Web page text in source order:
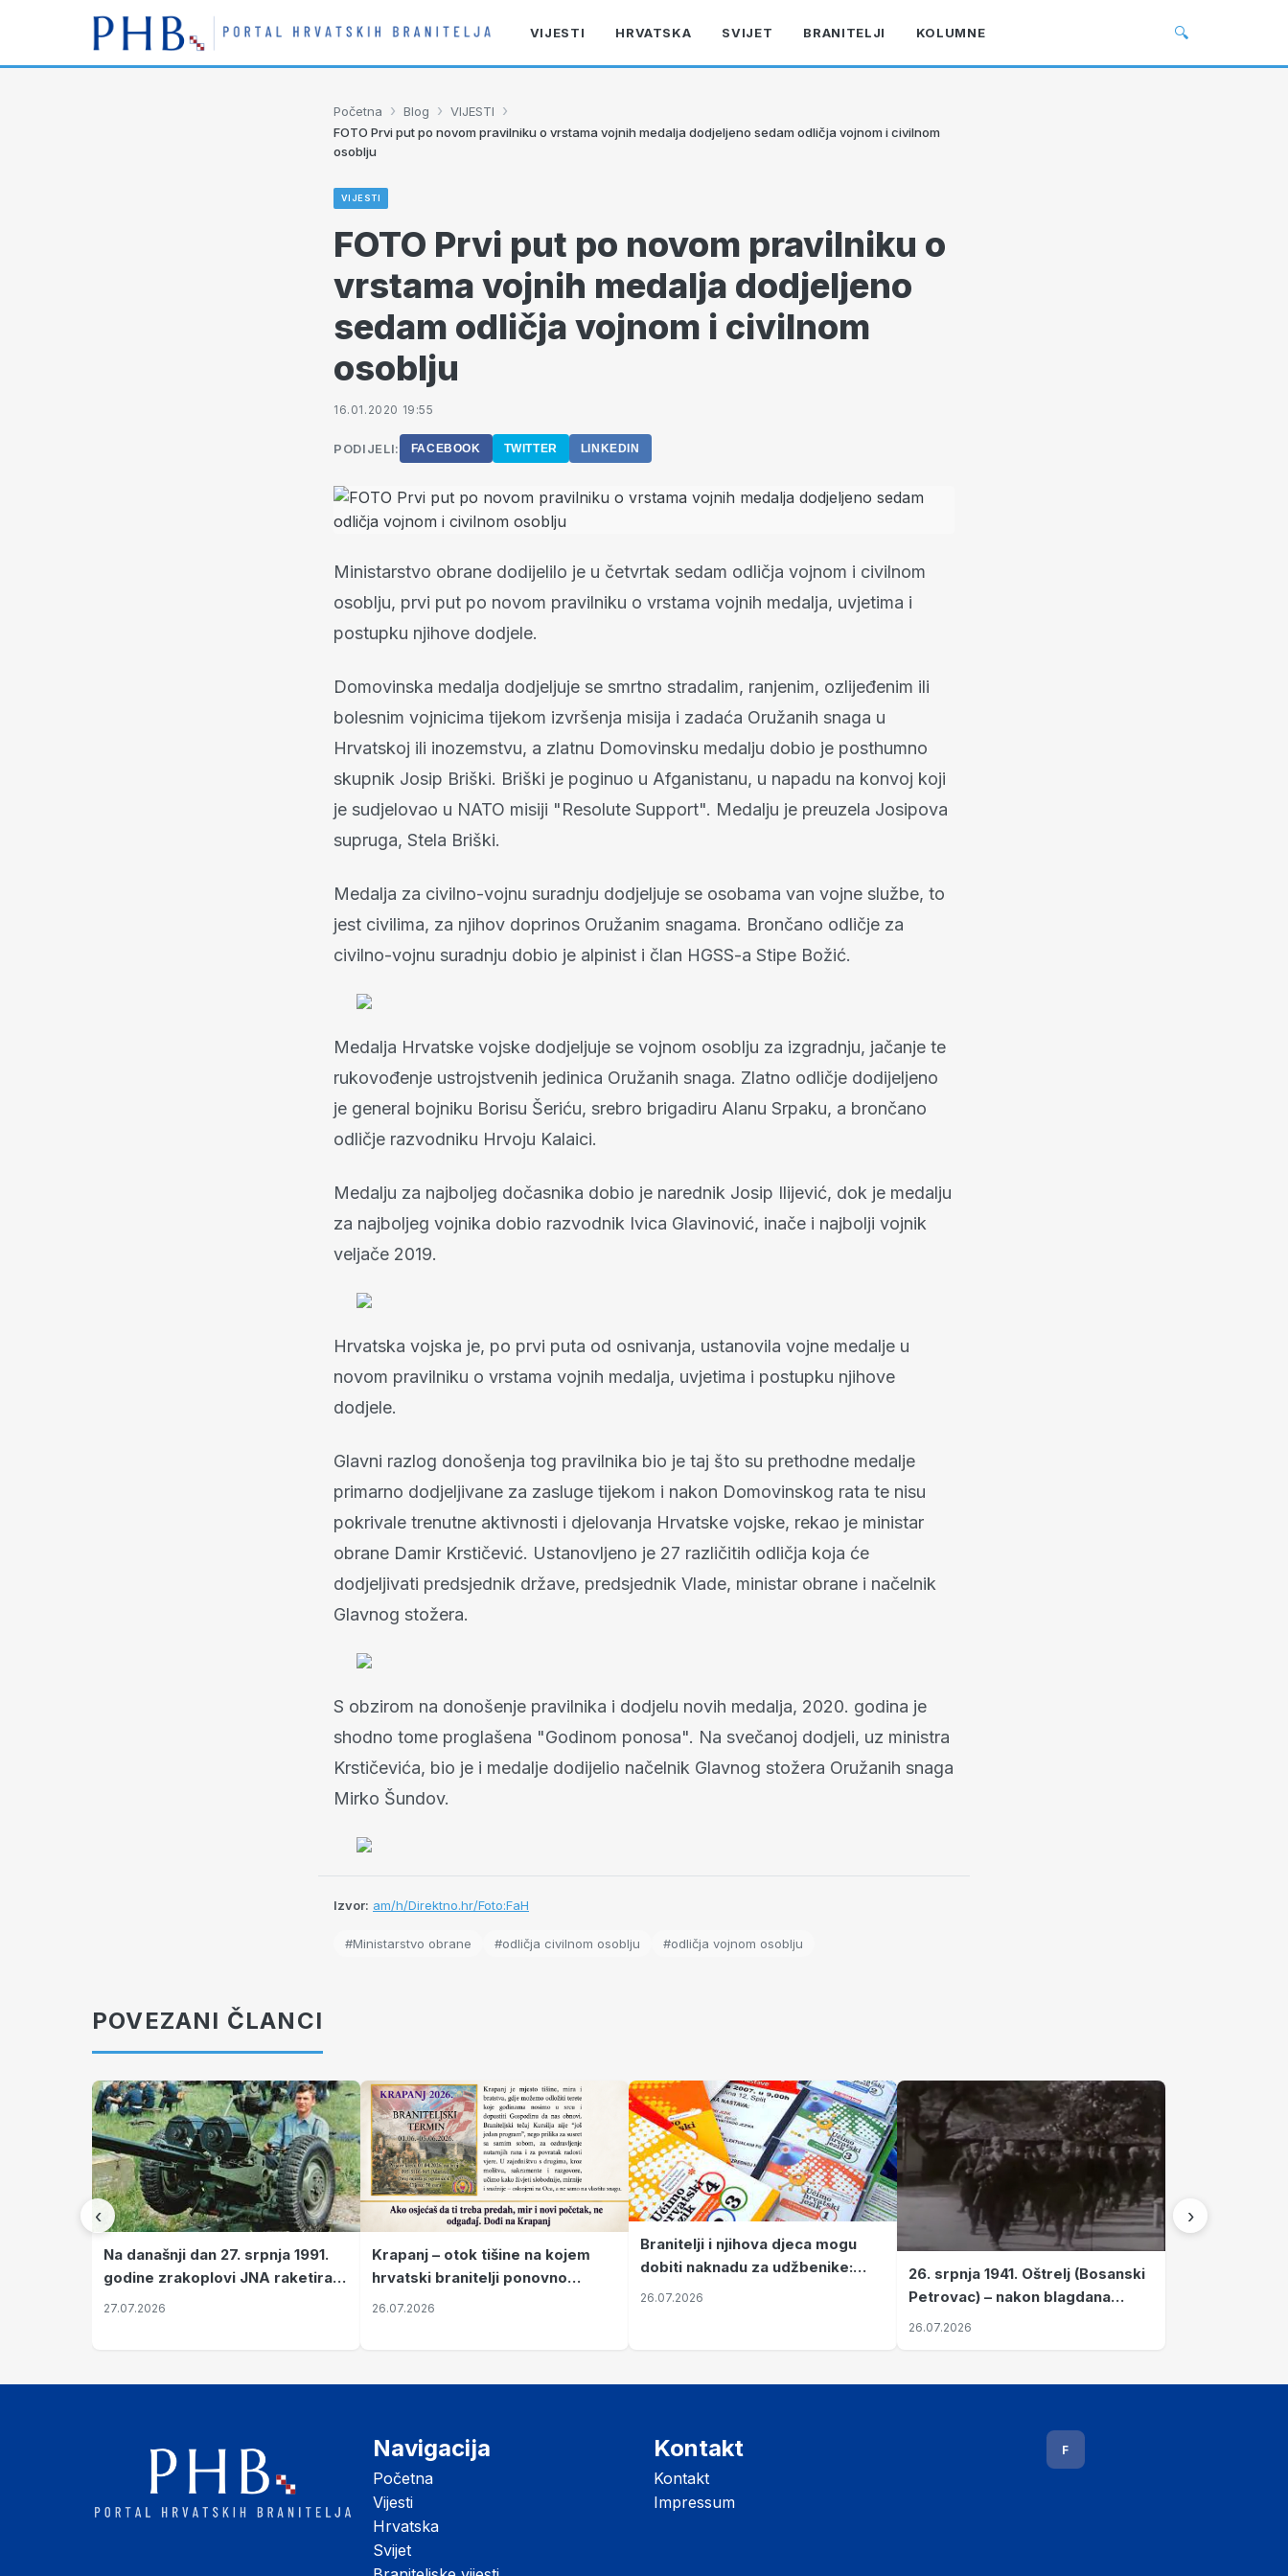
VIJESTI HRVATSKA SVIJET BRANITELJI KOLUMNE 🔍
Početna › Blog › VIJESTI ›
FOTO Prvi put po novom pravilniku o vrstama vojnih medalja dodjeljeno sedam odličja vojnom i civilnom
osoblju
VIJESTI
FOTO Prvi put po novom pravilniku o
vrstama vojnih medalja dodjeljeno
sedam odličja vojnom i civilnom
osoblju
16.01.2020 19:55
PODIJELI: FACEBOOK TWITTER LINKEDIN
Ministarstvo obrane dodijelilo je u četvrtak sedam odličja vojnom i civilnom
osoblju, prvi put po novom pravilniku o vrstama vojnih medalja, uvjetima i
postupku njihove dodjele.
Domovinska medalja dodjeljuje se smrtno stradalim, ranjenim, ozlijeđenim ili
bolesnim vojnicima tijekom izvršenja misija i zadaća Oružanih snaga u
Hrvatskoj ili inozemstvu, a zlatnu Domovinsku medalju dobio je posthumno
skupnik Josip Briški. Briški je poginuo u Afganistanu, u napadu na konvoj koji
je sudjelovao u NATO misiji "Resolute Support". Medalju je preuzela Josipova
supruga, Stela Briški.
Medalja za civilno-vojnu suradnju dodjeljuje se osobama van vojne službe, to
jest civilima, za njihov doprinos Oružanim snagama. Brončano odličje za
civilno-vojnu suradnju dobio je alpinist i član HGSS-a Stipe Božić.
Medalja Hrvatske vojske dodjeljuje se vojnom osoblju za izgradnju, jačanje te
rukovođenje ustrojstvenih jedinica Oružanih snaga. Zlatno odličje dodijeljeno
je general bojniku Borisu Šeriću, srebro brigadiru Alanu Srpaku, a brončano
odličje razvodniku Hrvoju Kalaici.
Medalju za najboljeg dočasnika dobio je narednik Josip Ilijević, dok je medalju
za najboljeg vojnika dobio razvodnik Ivica Glavinović, inače i najbolji vojnik
veljače 2019.
Hrvatska vojska je, po prvi puta od osnivanja, ustanovila vojne medalje u
novom pravilniku o vrstama vojnih medalja, uvjetima i postupku njihove
dodjele.
Glavni razlog donošenja tog pravilnika bio je taj što su prethodne medalje
primarno dodjeljivane za zasluge tijekom i nakon Domovinskog rata te nisu
pokrivale trenutne aktivnosti i djelovanja Hrvatske vojske, rekao je ministar
obrane Damir Krstičević. Ustanovljeno je 27 različitih odličja koja će
dodjeljivati predsjednik države, predsjednik Vlade, ministar obrane i načelnik
Glavnog stožera.
S obzirom na donošenje pravilnika i dodjelu novih medalja, 2020. godina je
shodno tome proglašena "Godinom ponosa". Na svečanoj dodjeli, uz ministra
Krstičevića, bio je i medalje dodijelio načelnik Glavnog stožera Oružanih snaga
Mirko Šundov.
Izvor: am/h/Direktno.hr/Foto:FaH
#Ministarstvo obrane #odličja civilnom osoblju #odličja vojnom osoblju
POVEZANI ČLANCI
‹
Na današnji dan 27. srpnja 1991.
godine zrakoplovi JNA raketirali
su vojarnu i obučni centar "Nikola
27.07.2026
Krapanj – otok tišine na kojem
hrvatski branitelji ponovno
pronalaze mir
26.07.2026
Branitelji i njihova djeca mogu
dobiti naknadu za udžbenike:
zahtjevi se podnose do 31.
26.07.2026
26. srpnja 1941. Oštrelj (Bosanski
Petrovac) – nakon blagdana
Svete Ane izvršen napad srpskih
26.07.2026
›
Navigacija
Početna
Vijesti
Hrvatska
Svijet
Kontakt
Kontakt
Impressum
F